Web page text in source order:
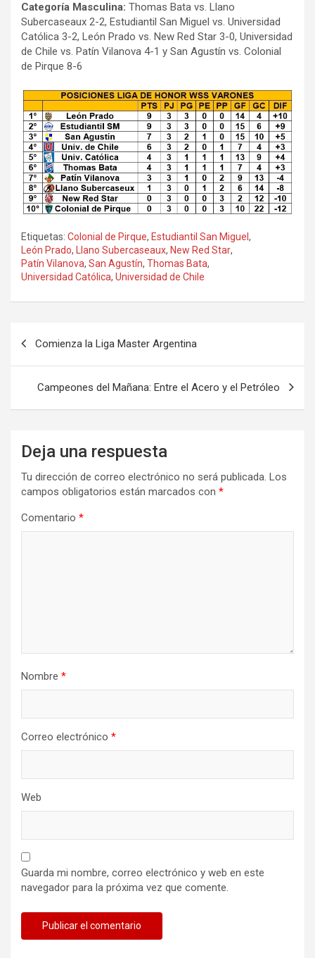
Categoría Masculina: Thomas Bata vs. Llano
Subercaseaux 2-2, Estudiantil San Miguel vs. Universidad
Católica 3-2, León Prado vs. New Red Star 3-0, Universidad
de Chile vs. Patín Vilanova 4-1 y San Agustín vs. Colonial
de Pirque 8-6
Etiquetas: Colonial de Pirque, Estudiantil San Miguel,
León Prado, Llano Subercaseaux, New Red Star,
Patín Vilanova, San Agustín, Thomas Bata,
Universidad Católica, Universidad de Chile
Comienza la Liga Master Argentina
Campeones del Mañana: Entre el Acero y el Petróleo
Deja una respuesta
Tu dirección de correo electrónico no será publicada. Los
campos obligatorios están marcados con *
Comentario *
Nombre *
Correo electrónico *
Web
Guarda mi nombre, correo electrónico y web en este
navegador para la próxima vez que comente.